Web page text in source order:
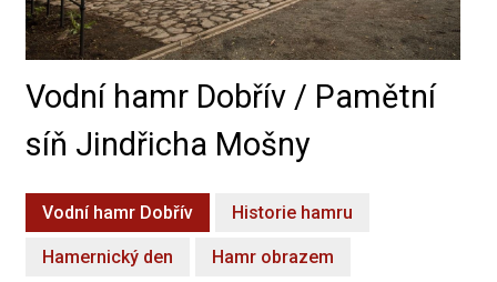
Vodní hamr Dobřív / Pamětní
síň Jindřicha Mošny
Vodní hamr Dobřív Historie hamru
Hamernický den Hamr obrazem